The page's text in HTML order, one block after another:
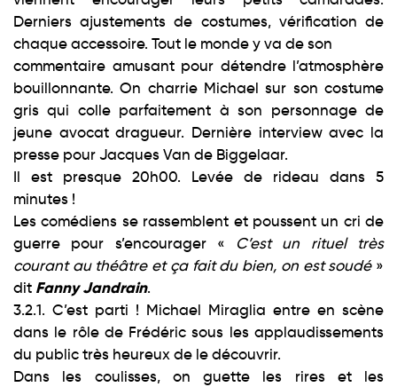
Derniers ajustements de costumes, vérification de
chaque accessoire. Tout le monde y va de son
commentaire amusant pour détendre l’atmosphère
bouillonnante. On charrie Michael sur son costume
gris qui colle parfaitement à son personnage de
jeune avocat dragueur. Dernière interview avec la
presse pour Jacques Van de Biggelaar.
Il est presque 20h00. Levée de rideau dans 5
minutes !
Les comédiens se rassemblent et poussent un cri de
guerre pour s’encourager « C’est un rituel très
courant au théâtre et ça fait du bien, on est soudé»
dit Fanny Jandrain.
3.2.1. C’est parti ! Michael Miraglia entre en scène
dans le rôle de Frédéric sous les applaudissements
du public très heureux de le découvrir.
Dans les coulisses, on guette les rires et les